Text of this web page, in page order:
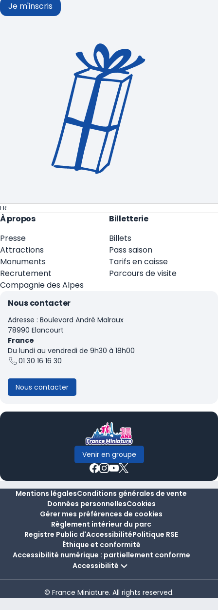
Je m'inscris
FR
À propos
Presse
Attractions
Monuments
Recrutement
Compagnie des Alpes
Billetterie
Billets
Pass saison
Tarifs en caisse
Parcours de visite
Nous contacter
Adresse : Boulevard André Malraux
78990 Elancourt
France
Du lundi au vendredi de 9h30 à 18h00
01 30 16 16 30
Nous contacter
Venir en groupe
Mentions légalesConditions générales de vente
Données personnellesCookies
Gérer mes préférences de cookies
Règlement intérieur du parc
Registre Public d'AccessibilitéPolitique RSE
Éthique et conformité
Accessibilité numérique : partiellement conforme
Accessibilité
© France Miniature. All rights reserved.